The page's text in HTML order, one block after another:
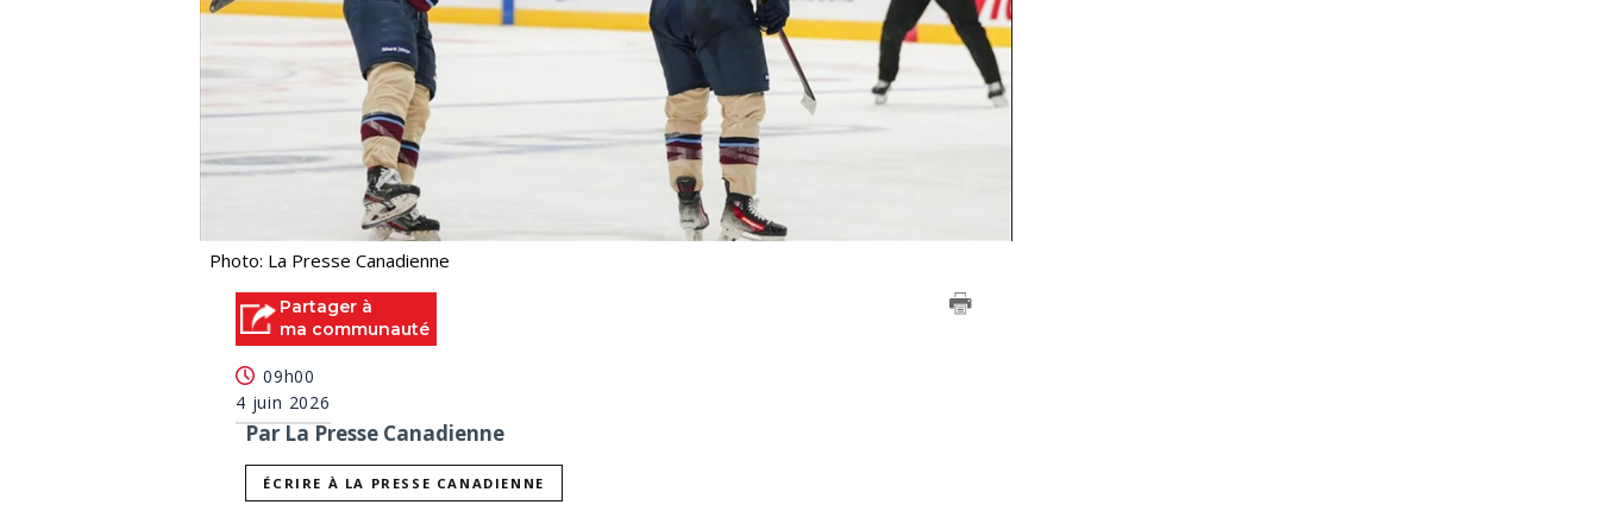
Photo: La Presse Canadienne
Partager à
ma communauté
09h00
4 juin 2026
Par La Presse Canadienne
ÉCRIRE À LA PRESSE CANADIENNE